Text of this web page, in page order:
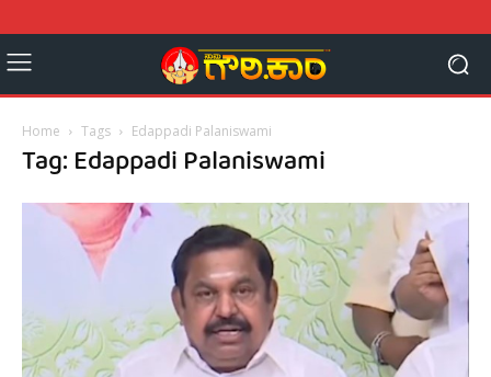
Home Tags Edappadi Palaniswami
Tag: Edappadi Palaniswami